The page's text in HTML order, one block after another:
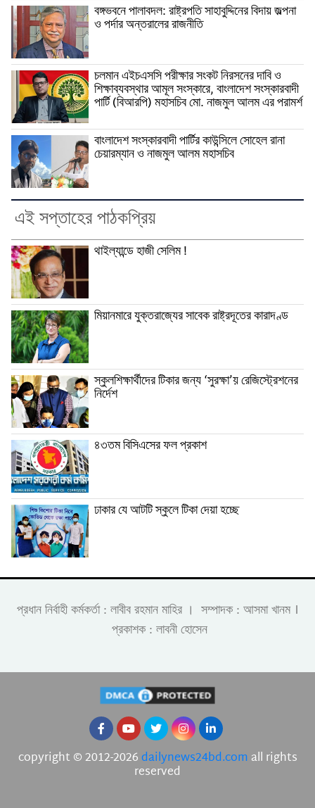
বঙ্গভবনে পালাবদল: রাষ্ট্রপতি সাহাবুদ্দিনের বিদায় জল্পনা
ও পর্দার অন্তরালের রাজনীতি
চলমান এইচএসসি পরীক্ষার সংকট নিরসনের দাবি ও
শিক্ষাব্যবস্থার আমূল সংস্কারে, বাংলাদেশ সংস্কারবাদী
পার্টি (বিআরপি) মহাসচিব মো. নাজমুল আলম এর পরামর্শ
বাংলাদেশ সংস্কারবাদী পার্টির কাউন্সিলে সোহেল রানা
চেয়ারম্যান ও নাজমুল আলম মহাসচিব
এই সপ্তাহের পাঠকপ্রিয়
থাইল্যান্ডে হাজী সেলিম !
মিয়ানমারে যুক্তরাজ্যের সাবেক রাষ্ট্রদূতের কারাদণ্ড
স্কুলশিক্ষার্থীদের টিকার জন্য ‘সুরক্ষা’য় রেজিস্ট্রেশনের
নির্দেশ
৪৩তম বিসিএসের ফল প্রকাশ
ঢাকার যে আটটি স্কুলে টিকা দেয়া হচ্ছে
প্রধান নির্বাহী কর্মকর্তা : লাবীব রহমান মাহির । সম্পাদক : আসমা খানম ।
প্রকাশক : লাবনী হোসেন
copyright © 2012-2026dailynews24bd.com all rights
reserved